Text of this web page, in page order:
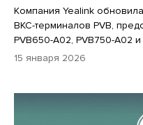
Компания Yealink
ВКС-терминалов PVB,
PVB650-A02, PVB750-A02
15 января 2026